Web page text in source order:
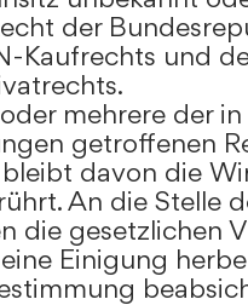
der
Kaufrechts und
mehrere der in
getroffenen
davon die
An die Stelle
die gesetzlichen
Einigung